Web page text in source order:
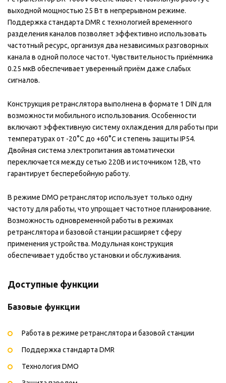
выходной мощностью 25 Вт в непрерывном режиме.
Поддержка стандарта DMR с технологией временного
разделения каналов позволяет эффективно использовать
частотный ресурс, организуя два независимых разговорных
канала в одной полосе частот. Чувствительность приёмника
0.25 мкВ обеспечивает уверенный приём даже слабых
сигналов.
Конструкция ретранслятора выполнена в формате 1 DIN для
возможности мобильного использования. Особенности
включают эффективную систему охлаждения для работы при
температурах от -20°C до +60°C и степень защиты IP54.
Двойная система электропитания автоматически
переключается между сетью 220В и источником 12В, что
гарантирует бесперебойную работу.
В режиме DMO ретранслятор использует только одну
частоту для работы, что упрощает частотное планирование.
Возможность одновременной работы в режимах
ретранслятора и базовой станции расширяет сферу
применения устройства. Модульная конструкция
обеспечивает удобство установки и обслуживания.
Доступные функции
Базовые функции
Работа в режиме ретранслятора и базовой станции
Поддержка стандарта DMR
Технология DMO